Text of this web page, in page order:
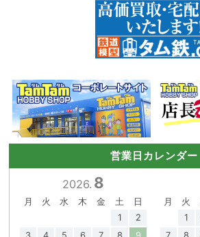
営業日カレンダー
2026. 8
月 火 水 木 金 土
日
1
2
月 火
1